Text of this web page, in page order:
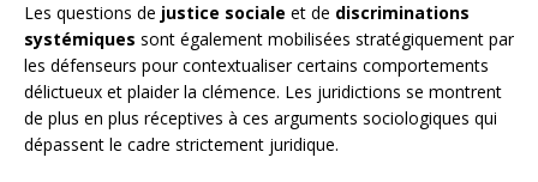
Les questions de justice sociale et de discriminations
systémiques sont également mobilisées stratégiquement par
les défenseurs pour contextualiser certains comportements
délictueux et plaider la clémence. Les juridictions se montrent
de plus en plus réceptives à ces arguments sociologiques qui
dépassent le cadre strictement juridique.